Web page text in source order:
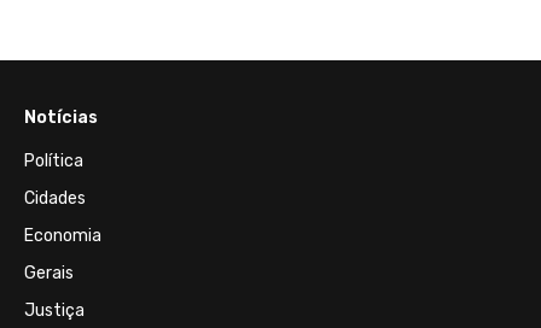
Notícias
Política
Cidades
Economia
Gerais
Justiça